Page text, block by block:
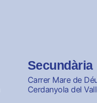
Secundària
Carrer Mare de
Cerdanyola del